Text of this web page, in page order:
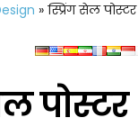
»स्प्रिंग सेल पोस्टर
पोस्टर